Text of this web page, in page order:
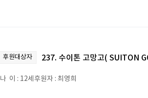
후원대상자 237. 수이톤 고망고( SUITON
나 이 : 12세후원자 : 최영희